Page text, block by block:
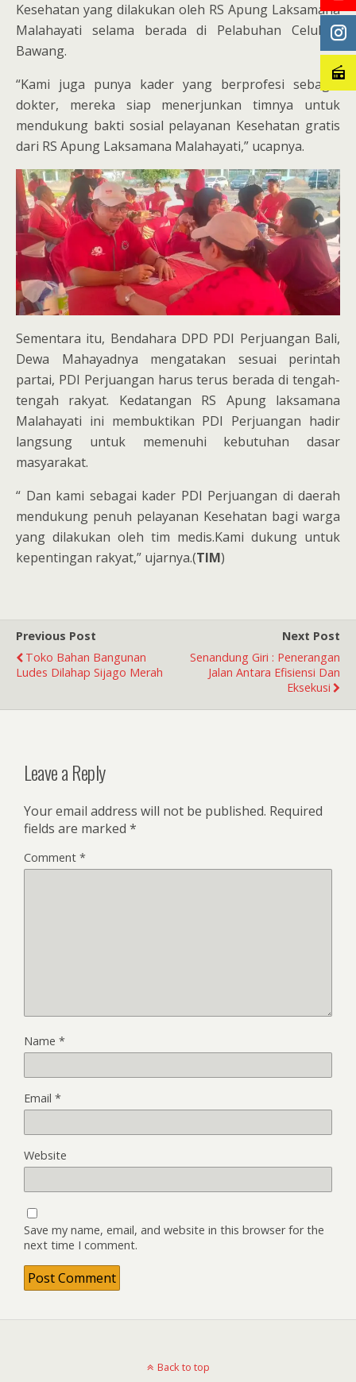
Kesehatan yang dilakukan oleh RS Apung Laksamana
Malahayati selama berada di Pelabuhan Celukan
Bawang.
“Kami juga punya kader yang berprofesi sebagai
dokter, mereka siap menerjunkan timnya untuk
mendukung bakti sosial pelayanan Kesehatan gratis
dari RS Apung Laksamana Malahayati,” ucapnya.
Sementara itu, Bendahara DPD PDI Perjuangan Bali,
Dewa Mahayadnya mengatakan sesuai perintah
partai, PDI Perjuangan harus terus berada di tengah-
tengah rakyat. Kedatangan RS Apung laksamana
Malahayati ini membuktikan PDI Perjuangan hadir
langsung untuk memenuhi kebutuhan dasar
masyarakat.
“ Dan kami sebagai kader PDI Perjuangan di daerah
mendukung penuh pelayanan Kesehatan bagi warga
yang dilakukan oleh tim medis.Kami dukung untuk
kepentingan rakyat,” ujarnya.(TIM)
Previous Post
Toko Bahan Bangunan
Ludes Dilahap Sijago Merah
Next Post
Senandung Giri : Penerangan
Jalan Antara Efisiensi Dan
Eksekusi
Leave a Reply
Your email address will not be published. Required
fields are marked *
Comment *
Name *
Email *
Website
Save my name, email, and website in this browser for the
next time I comment.
Back to top